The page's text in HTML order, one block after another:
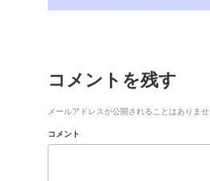
コメントを残す
メールアドレスが公開されることはありませ
コメント